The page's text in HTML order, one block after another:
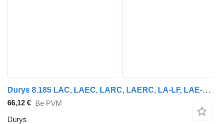
Durys 8.185 LAC, LAEC, LARC, LAERC, LA-LF, LAE-LF (LE180C) 85.62600-4002 sunkvežimio MAN L 2000
66,12 € Be PVM
Durys